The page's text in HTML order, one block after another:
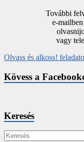
További
e-
vagy
Olvass és alkoss!
Kövess a
Keresés